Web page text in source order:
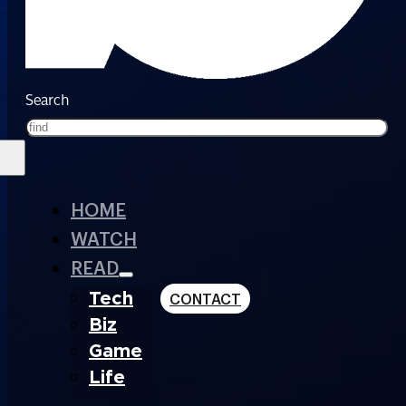
Search
HOME
WATCH
READ
Tech
Biz
Game
Life
CONTACT